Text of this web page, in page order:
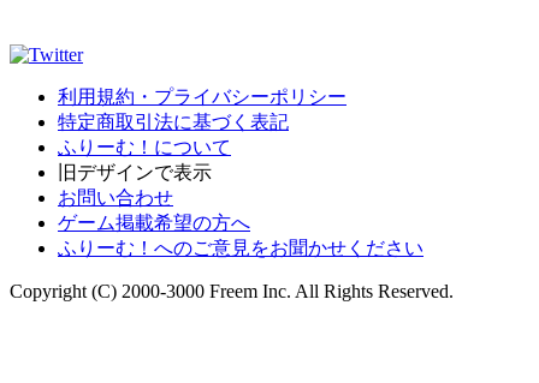
利用規約・プライバシーポリシー
特定商取引法に基づく表記
ふりーむ！について
旧デザインで表示
お問い合わせ
ゲーム掲載希望の方へ
ふりーむ！へのご意見をお聞かせください
Copyright (C) 2000-3000 Freem Inc. All Rights Reserved.